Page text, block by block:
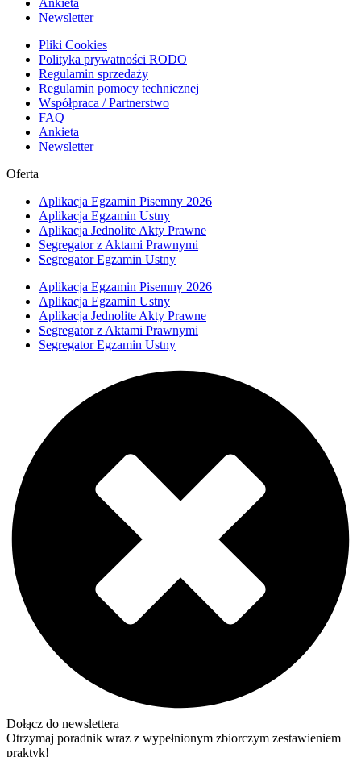
Newsletter
Pliki Cookies
Polityka prywatności RODO
Regulamin sprzedaży
Regulamin pomocy technicznej
Współpraca / Partnerstwo
FAQ
Ankieta
Newsletter
Oferta
Aplikacja Egzamin Pisemny 2026
Aplikacja Egzamin Ustny
Aplikacja Jednolite Akty Prawne
Segregator z Aktami Prawnymi
Segregator Egzamin Ustny
Aplikacja Egzamin Pisemny 2026
Aplikacja Egzamin Ustny
Aplikacja Jednolite Akty Prawne
Segregator z Aktami Prawnymi
Segregator Egzamin Ustny
Dołącz do newslettera
Otrzymaj poradnik wraz z wypełnionym zbiorczym zestawieniem
praktyk!